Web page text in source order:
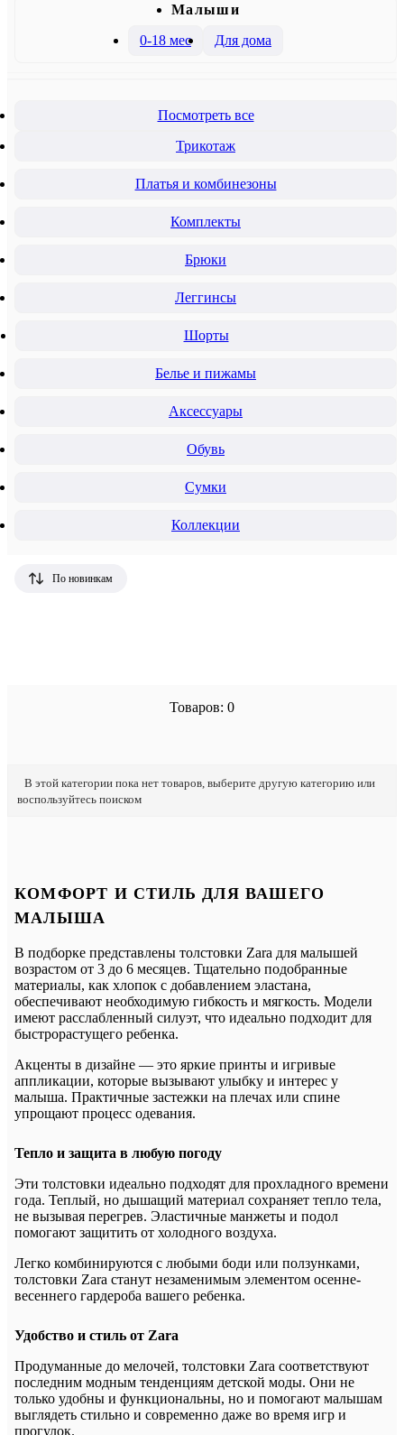
Малыши
0-18 мес
Для дома
Посмотреть все
Трикотаж
Платья и комбинезоны
Комплекты
Брюки
Леггинсы
Шорты
Белье и пижамы
Аксессуары
Обувь
Сумки
Коллекции
Товаров: 0
По новинкам
В этой категории пока нет товаров, выберите другую категорию или
воспользуйтесь поиском
КОМФОРТ И СТИЛЬ ДЛЯ ВАШЕГО
МАЛЫША
В подборке представлены толстовки Zara для малышей
возрастом от 3 до 6 месяцев. Тщательно подобранные
материалы, как хлопок с добавлением эластана,
обеспечивают необходимую гибкость и мягкость. Модели
имеют расслабленный силуэт, что идеально подходит для
быстрорастущего ребенка.
Акценты в дизайне — это яркие принты и игривые
аппликации, которые вызывают улыбку и интерес у
малыша. Практичные застежки на плечах или спине
упрощают процесс одевания.
Тепло и защита в любую погоду
Эти толстовки идеально подходят для прохладного времени
года. Теплый, но дышащий материал сохраняет тепло тела,
не вызывая перегрев. Эластичные манжеты и подол
помогают защитить от холодного воздуха.
Легко комбинируются с любыми боди или ползунками,
толстовки Zara станут незаменимым элементом осенне-
весеннего гардероба вашего ребенка.
Удобство и стиль от Zara
Продуманные до мелочей, толстовки Zara соответствуют
последним модным тенденциям детской моды. Они не
только удобны и функциональны, но и помогают малышам
выглядеть стильно и современно даже во время игр и
прогулок.